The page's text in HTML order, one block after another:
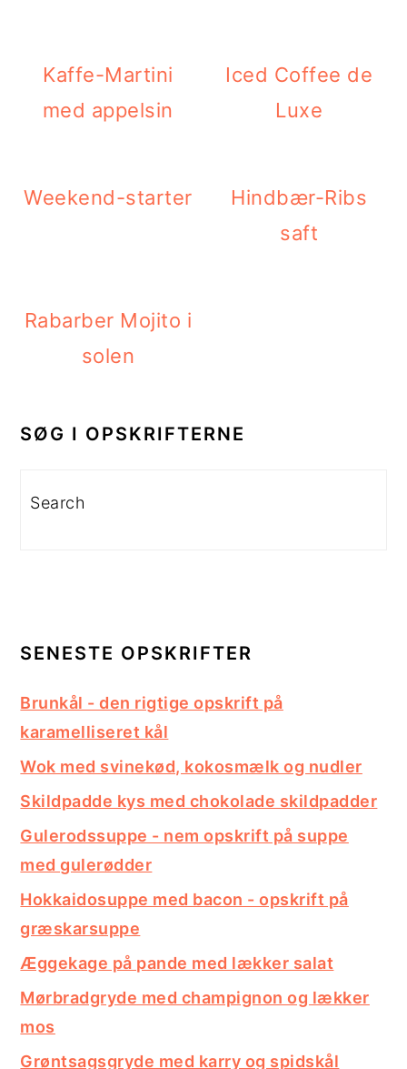
Kaffe-Martini
med appelsin
Iced Coffee de
Luxe
Weekend-starter
Hindbær-Ribs
saft
Rabarber Mojito i
solen
SIDEBAR
SØG I OPSKRIFTERNE
Search
SENESTE OPSKRIFTER
Brunkål - den rigtige opskrift på
karamelliseret kål
Wok med svinekød, kokosmælk og nudler
Skildpadde kys med chokolade skildpadder
Gulerodssuppe - nem opskrift på suppe
med gulerødder
Hokkaidosuppe med bacon - opskrift på
græskarsuppe
Æggekage på pande med lækker salat
Mørbradgryde med champignon og lækker
mos
Grøntsagsgryde med karry og spidskål